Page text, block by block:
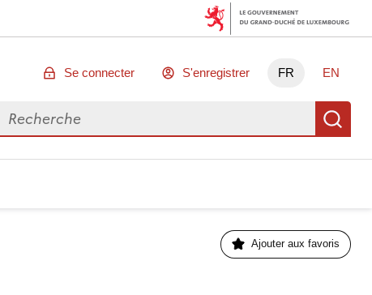
Se connecter S'enregistrer FR EN
Rechercher des données
Ajouter aux favoris